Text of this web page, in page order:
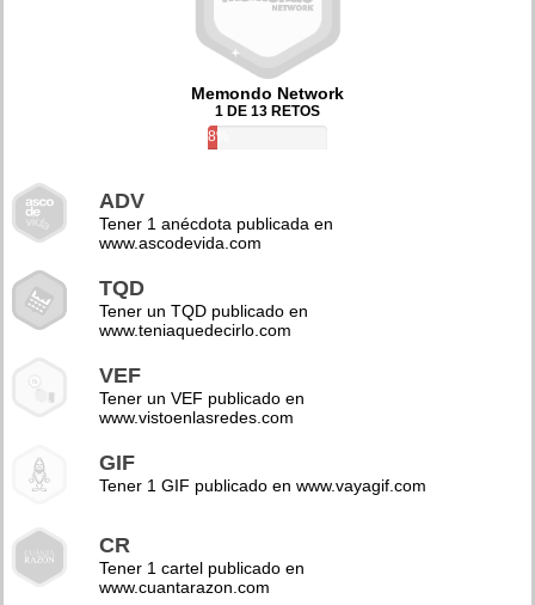
Memondo Network
1 DE 13 RETOS
8%
ADV
Tener 1 anécdota publicada en
www.ascodevida.com
TQD
Tener un TQD publicado en
www.teniaquedecirlo.com
VEF
Tener un VEF publicado en
www.vistoenlasredes.com
GIF
Tener 1 GIF publicado en www.vayagif.com
CR
Tener 1 cartel publicado en
www.cuantarazon.com